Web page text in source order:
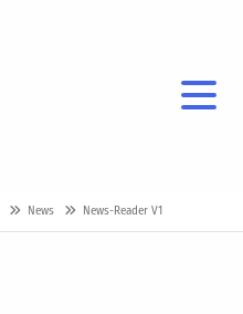
News News-Reader V1